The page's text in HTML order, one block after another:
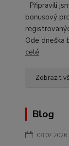
Připravili
bonusový
Ode dneška
celé
Zobrazit
Blog
08.07.2026